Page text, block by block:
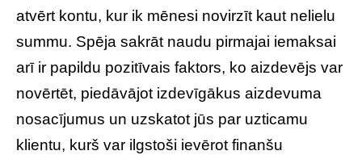
atvērt kontu, kur ik mēnesi novirzīt kaut nelielu
summu. Spēja sakrāt naudu pirmajai iemaksai
arī ir papildu pozitīvais faktors, ko aizdevējs var
novērtēt, piedāvājot izdevīgākus aizdevuma
nosacījumus un uzskatot jūs par uzticamu
klientu, kurš var ilgstoši ievērot finanšu